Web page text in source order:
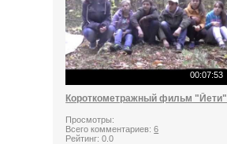
00:07:53
Короткометражный фильм "Йети"
Просмотры:
Всего комментариев:6
Рейтинг:0.0